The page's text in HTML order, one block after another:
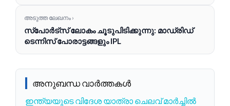
അടുത്ത ലേഖനം ›
സ്പോർട്സ് ലോകം ചൂടുപിടിക്കുന്നു: മാഡ്രിഡ്
ടെന്നിസ് പോരാട്ടങ്ങളും IPL
അനുബന്ധ വാർത്തകൾ
ഇന്ത്യയുടെ വിദേശ യാത്രാ ചെലവ് മാർച്ചിൽ